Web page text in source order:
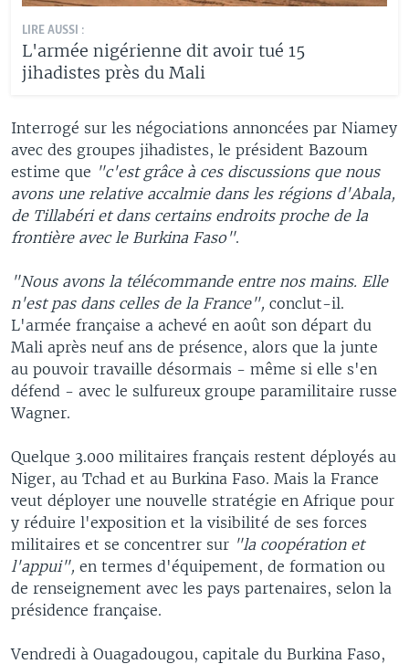
LIRE AUSSI :
L'armée nigérienne dit avoir tué 15
jihadistes près du Mali
Interrogé sur les négociations annoncées par Niamey
avec des groupes jihadistes, le président Bazoum
estime que "c'est grâce à ces discussions que nous
avons une relative accalmie dans les régions d'Abala,
de Tillabéri et dans certains endroits proche de la
frontière avec le Burkina Faso".
"Nous avons la télécommande entre nos mains. Elle
n'est pas dans celles de la France", conclut-il.
L'armée française a achevé en août son départ du
Mali après neuf ans de présence, alors que la junte
au pouvoir travaille désormais - même si elle s'en
défend - avec le sulfureux groupe paramilitaire russe
Wagner.
Quelque 3.000 militaires français restent déployés au
Niger, au Tchad et au Burkina Faso. Mais la France
veut déployer une nouvelle stratégie en Afrique pour
y réduire l'exposition et la visibilité de ses forces
militaires et se concentrer sur "la coopération et
l'appui", en termes d'équipement, de formation ou
de renseignement avec les pays partenaires, selon la
présidence française.
Vendredi à Ouagadougou, capitale du Burkina Faso,